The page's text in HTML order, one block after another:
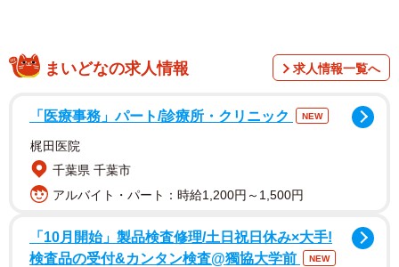
まいどなの求人情報 求人情報一覧へ
「医療事務」パート/診療所・クリニック NEW
梶田医院
千葉県 千葉市
アルバイト・パート：時給1,200円～1,500円
「10月開始」製品検査修理/土日祝日休み×大手!
検査品の受付&カンタン検査@獨協大学前
NEW